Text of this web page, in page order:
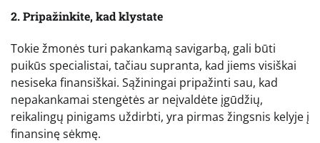
2. Pripažinkite, kad klystate
Tokie žmonės turi pakankamą savigarbą, gali būti
puikūs specialistai, tačiau supranta, kad jiems visiškai
nesiseka finansiškai. Sąžiningai pripažinti sau, kad
nepakankamai stengėtės ar neįvaldėte įgūdžių,
reikalingų pinigams uždirbti, yra pirmas žingsnis kelyje į
finansinę sėkmę.